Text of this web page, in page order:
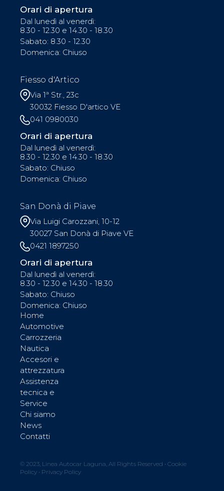
Home
Automotive
Carrozzeria
Nautica
Accesori e
attrezzatura
Assistenza
tecnica e
Service
Chi siamo
News
Contatti
Orari di apertura
Dal lunedì al venerdì:
8.30 - 12.30 e 14.30 - 18.30
Sabato: 8.30 - 12.30
Domenica: Chiuso
Fiesso d'Artico
Via 1ª Str., 23c
30032 Fiesso D'artico VE
041 0980030
Orari di apertura
Dal lunedì al venerdì:
8.30 - 12.30 e 14.30 - 18.30
Sabato: Chiuso
Domenica: Chiuso
San Donà di Piave
Via Luigi Carozzani, 10-12
30027 San Donà di Piave VE
0421 1897250
Orari di apertura
Dal lunedì al venerdì:
8.30 - 12.30 e 14.30 - 18.30
Sabato: Chiuso
Domenica: Chiuso
© 2023, Linea Autocar Laguna, All Rights Reserved • Cookie
Policy • Privacy Policy